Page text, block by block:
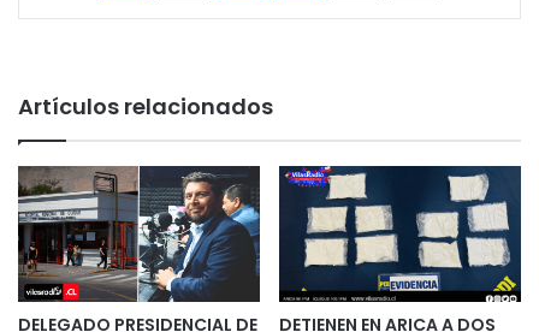
Artículos relacionados
DELEGADO PRESIDENCIAL DE
DETIENEN EN ARICA A DOS